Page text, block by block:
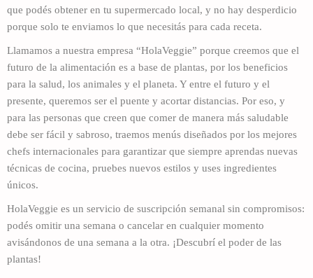
que podés obtener en tu supermercado local, y no hay desperdicio
porque solo te enviamos lo que necesitás para cada receta.
Llamamos a nuestra empresa “HolaVeggie” porque creemos que el
futuro de la alimentación es a base de plantas, por los beneficios
para la salud, los animales y el planeta. Y entre el futuro y el
presente, queremos ser el puente y acortar distancias. Por eso, y
para las personas que creen que comer de manera más saludable
debe ser fácil y sabroso, traemos menús diseñados por los mejores
chefs internacionales para garantizar que siempre aprendas nuevas
técnicas de cocina, pruebes nuevos estilos y uses ingredientes
únicos.
HolaVeggie es un servicio de suscripción semanal sin compromisos:
podés omitir una semana o cancelar en cualquier momento
avisándonos de una semana a la otra. ¡Descubrí el poder de las
plantas!